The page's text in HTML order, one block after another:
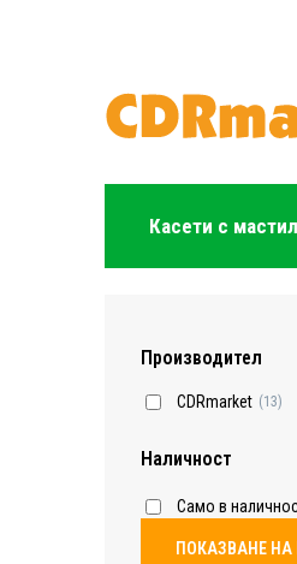
Касети с
Производител
CDRmarket (13)
Наличност
Само в
ПОКАЗВАНЕ НА